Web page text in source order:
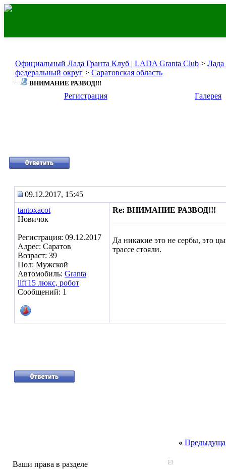
Официальный Лада Гранта Клуб | LADA Granta Club > Лада
федеральный округ > Саратовская область
ВНИМАНИЕ РАЗВОД!!!
Регистрация Галерея
09.12.2017, 15:45
tantoxacot
Новичок
Регистрация: 09.12.2017
Адрес: Саратов
Возраст: 39
Пол: Мужской
Автомобиль: Granta
lift'15 люкс, робот
Сообщений: 1
Re: ВНИМАНИЕ РАЗВОД!!!
Да никакие это не сербы, это
трассе стояли.
«
Ваши права в разделе